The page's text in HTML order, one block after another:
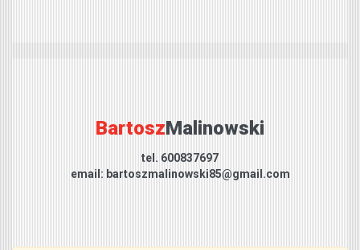
BartoszMalinowski
tel. 600837697
email: bartoszmalinowski85@gmail.com